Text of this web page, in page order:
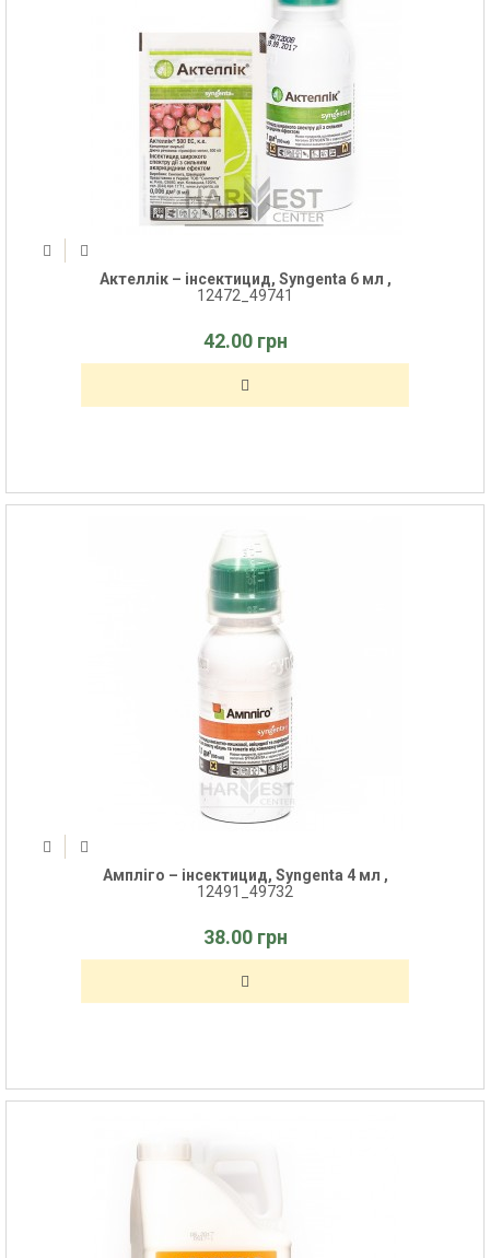
Актеллік – інсектицид, Syngenta 6 мл ,
12472_49741
42.00 грн
Ампліго – інсектицид, Syngenta 4 мл ,
12491_49732
38.00 грн